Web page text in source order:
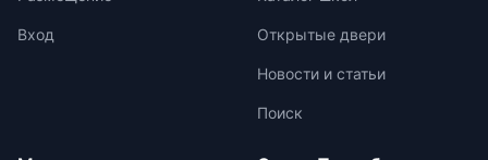
времени для тщательной
проработки процедуры и нюансов
Вход Открытые двери
Новости и статьи
Поиск